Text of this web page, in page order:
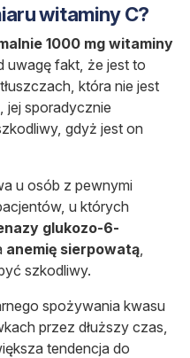
witaminy C?
1000 mg witaminy
uwagę fakt, że jest to
która nie jest
jej sporadycznie
gdyż jest on
u osób z pewnymi
u których
glukozo-6-
anemię sierpowatą
szkodliwy.
spożywania kwasu
przez dłuższy czas,
tendencja do